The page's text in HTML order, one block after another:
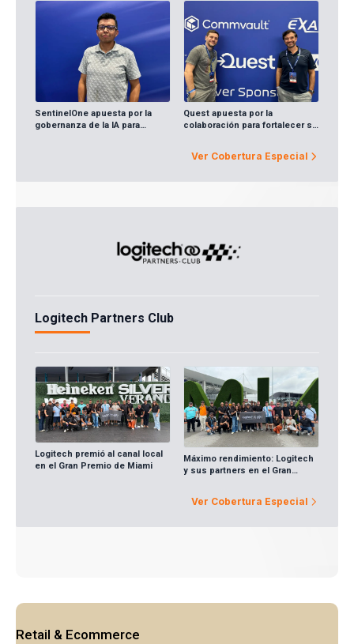
SentinelOne apuesta por la
gobernanza de la IA para
Quest apuesta por la
colaboración para fortalecer su
Ver Cobertura Especial
Logitech Partners Club
Logitech premió al canal local
en el Gran Premio de Miami
Máximo rendimiento: Logitech
y sus partners en el Gran
Ver Cobertura Especial
Retail & Ecommerce